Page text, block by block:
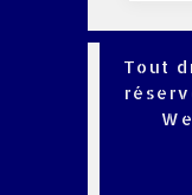
Tout